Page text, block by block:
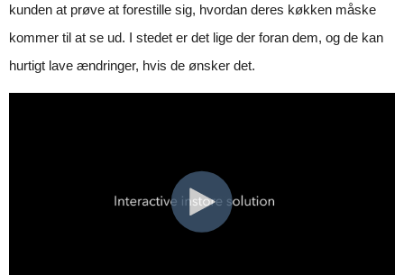
kunden at prøve at forestille sig, hvordan deres køkken måske
kommer til at se ud. I stedet er det lige der foran dem, og de kan
hurtigt lave ændringer, hvis de ønsker det.